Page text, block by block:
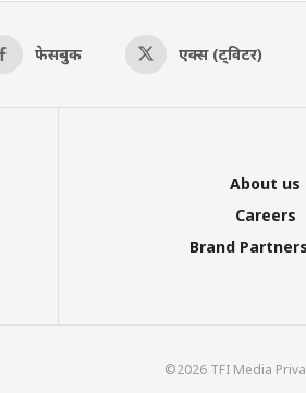
फेसबुक एक्स (ट्विटर)
About us
Careers
Brand
©2026 TFI Media